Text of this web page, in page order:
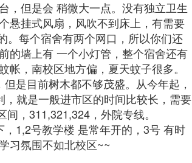
，但是会 稍微大一点。没有独立卫生
悬挂式风扇，风吹不到床上，有需要
。每个宿舍有两个网口，所以你们还
的墙上有 一个小灯管，整个宿舍还有
，南校区地方偏，夏天蚊子很多。
是目前树木都不够茂盛。从今年起，
就是一般进市区的时间比较长，需要
，311,321,324，外院专线。
1,2号教学楼 是常年开的，3号 有时
习氛围不如北校区~~